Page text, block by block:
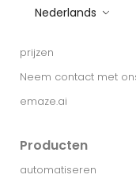
Nederlands
prijzen
Neem contact met
emaze.ai
Producten
automatiseren